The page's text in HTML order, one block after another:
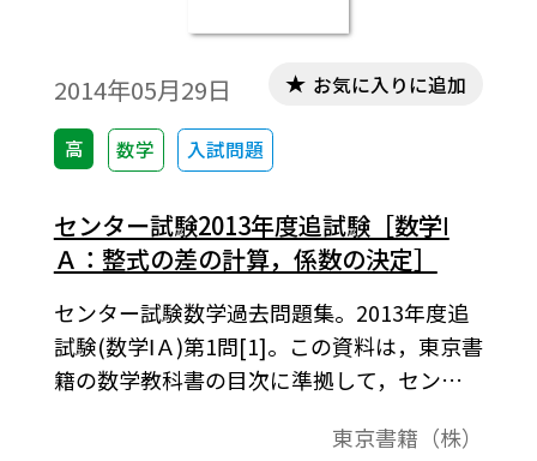
2014年05月29日
高 数学 入試問題
お気に入りに追加
センター試験2013年度追試験［数学Ⅰ
Ａ：整式の差の計算，係数の決定］
センター試験数学過去問題集。2013年度追
試験(数学ⅠＡ)第1問[1]。この資料は，東京書
籍の数学教科書の目次に準拠して，センタ
題と解答で構成されています。東京書籍（株）